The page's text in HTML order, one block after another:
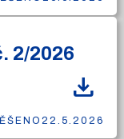
2/2026
download
22.5.2026